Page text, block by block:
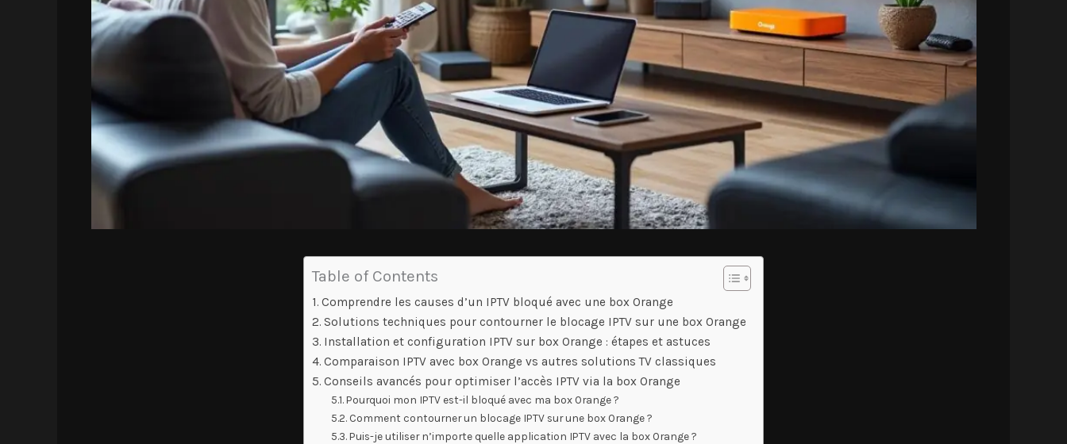
Table of Contents
Comprendre les causes d’un IPTV bloqué avec une box Orange
Solutions techniques pour contourner le blocage IPTV sur une box Orange
Installation et configuration IPTV sur box Orange : étapes et astuces
Comparaison IPTV avec box Orange vs autres solutions TV classiques
Conseils avancés pour optimiser l’accès IPTV via la box Orange
Pourquoi mon IPTV est-il bloqué avec ma box Orange ?
Comment contourner un blocage IPTV sur une box Orange ?
Puis-je utiliser n’importe quelle application IPTV avec la box Orange ?